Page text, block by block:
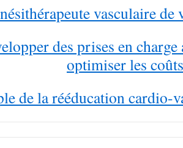
vasculaire de
des prises en
optimiser les
de la rééducation cardio-